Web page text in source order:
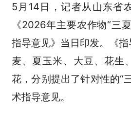
5月14日，记者从山东省
《2026年主要农作物“三
指导意见》当日印发。《
麦、夏玉米、大豆、花生
花，分别提出了针对性的“
术指导意见。